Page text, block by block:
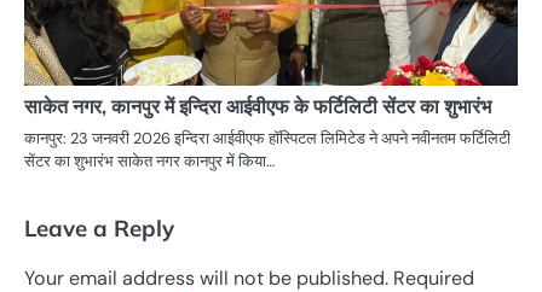
साकेत नगर, कानपुर में इन्दिरा आईवीएफ के फर्टिलिटी सेंटर का शुभारंभ
कानपुर: 23 जनवरी 2026 इन्दिरा आईवीएफ हॉस्पिटल लिमिटेड ने अपने नवीनतम फर्टिलिटी
सेंटर का शुभारंभ साकेत नगर कानपुर में किया…
Leave a Reply
Your email address will not be published. Required